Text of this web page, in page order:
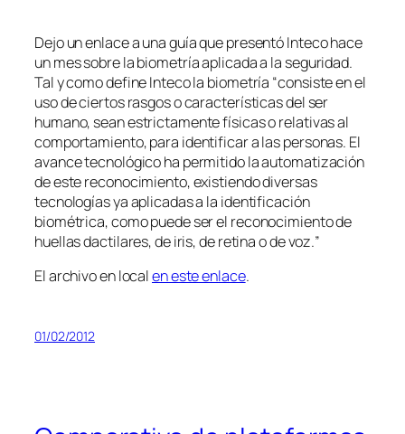
Dejo un enlace a una guía que presentó Inteco hace
un mes sobre la biometría aplicada a la seguridad.
Tal y como define Inteco la biometría “consiste en el
uso de ciertos rasgos o características del ser
humano, sean estrictamente físicas o relativas al
comportamiento, para identificar a las personas. El
avance tecnológico ha permitido la automatización
de este reconocimiento, existiendo diversas
tecnologías ya aplicadas a la identificación
biométrica, como puede ser el reconocimiento de
huellas dactilares, de iris, de retina o de voz.”
El archivo en localen este enlace.
01/02/2012